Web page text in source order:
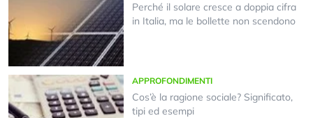
Perché il solare cresce a doppia cifra
in Italia, ma le bollette non scendono
APPROFONDIMENTI
Cos’è la ragione sociale? Significato,
tipi ed esempi